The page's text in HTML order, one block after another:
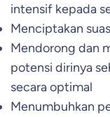
intensif kepada
Menciptakan
Mendorong dan
potensi dirinya
secara optimal
Menumbuhkan